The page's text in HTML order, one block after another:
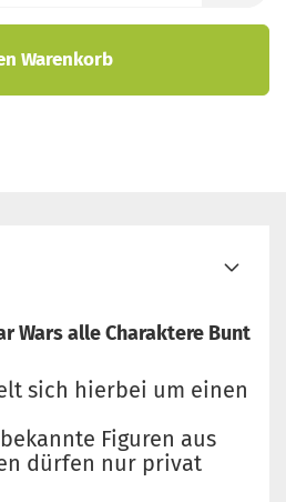
Warenkorb
Wars alle Charaktere Bunt
sich hierbei um einen
Figuren aus
dürfen nur privat